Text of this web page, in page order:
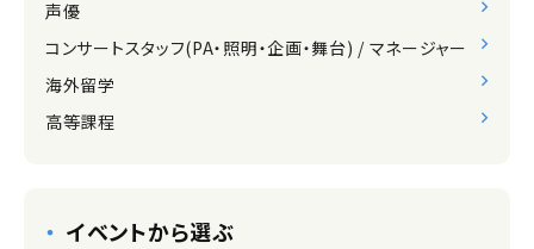
声優
コンサートスタッフ(PA・照明・企画・舞台) / マネージャー
海外留学
高等課程
イベントから選ぶ